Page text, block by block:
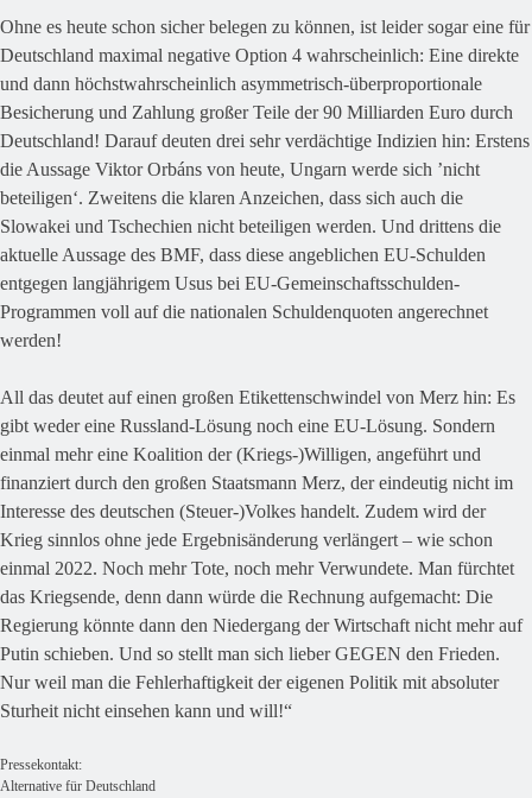
Ohne es heute schon sicher belegen zu können, ist leider sogar eine für
Deutschland maximal negative Option 4 wahrscheinlich: Eine direkte
und dann höchstwahrscheinlich asymmetrisch-überproportionale
Besicherung und Zahlung großer Teile der 90 Milliarden Euro durch
Deutschland! Darauf deuten drei sehr verdächtige Indizien hin: Erstens
die Aussage Viktor Orbáns von heute, Ungarn werde sich ’nicht
beteiligen‘. Zweitens die klaren Anzeichen, dass sich auch die
Slowakei und Tschechien nicht beteiligen werden. Und drittens die
aktuelle Aussage des BMF, dass diese angeblichen EU-Schulden
entgegen langjährigem Usus bei EU-Gemeinschaftsschulden-
Programmen voll auf die nationalen Schuldenquoten angerechnet
werden!
All das deutet auf einen großen Etikettenschwindel von Merz hin: Es
gibt weder eine Russland-Lösung noch eine EU-Lösung. Sondern
einmal mehr eine Koalition der (Kriegs-)Willigen, angeführt und
finanziert durch den großen Staatsmann Merz, der eindeutig nicht im
Interesse des deutschen (Steuer-)Volkes handelt. Zudem wird der
Krieg sinnlos ohne jede Ergebnisänderung verlängert – wie schon
einmal 2022. Noch mehr Tote, noch mehr Verwundete. Man fürchtet
das Kriegsende, denn dann würde die Rechnung aufgemacht: Die
Regierung könnte dann den Niedergang der Wirtschaft nicht mehr auf
Putin schieben. Und so stellt man sich lieber GEGEN den Frieden.
Nur weil man die Fehlerhaftigkeit der eigenen Politik mit absoluter
Sturheit nicht einsehen kann und will!“
Pressekontakt:
Alternative für Deutschland